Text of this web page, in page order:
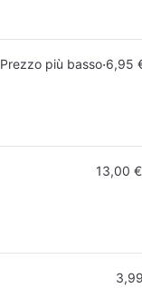
Prezzo più basso·6,95
13,00